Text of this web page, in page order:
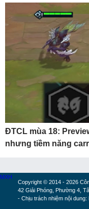
ĐTCL mùa 18:
nhưng tiềm năng
Copyright © 2014 - 2026
42 Giải Phóng, Phường 4,
- Chịu trách nhiệm nội
MXH